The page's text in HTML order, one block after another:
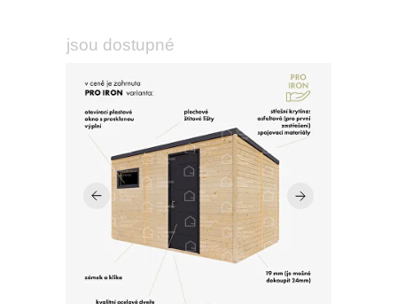
jsou dostupné